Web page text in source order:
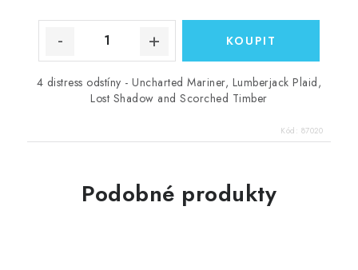
4 distress odstíny - Uncharted Mariner, Lumberjack Plaid,
Lost Shadow and Scorched Timber
Kód: 87020
Podobné produkty